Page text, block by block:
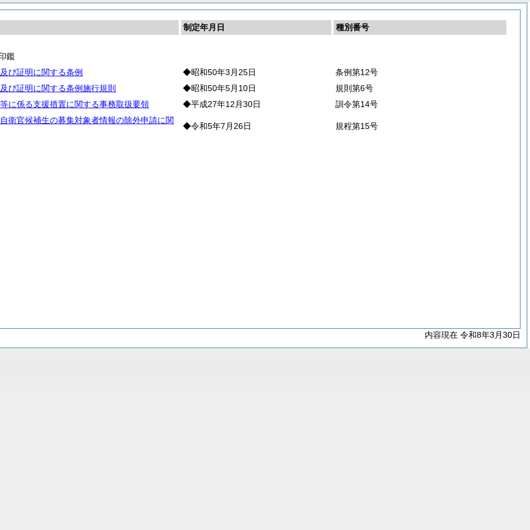
制定年月日
種別番号
鑑
び証明に関する条例
◆昭和50年3月25日
条例第12号
び証明に関する条例施行規則
◆昭和50年5月10日
規則第6号
に係る支援措置に関する事務取扱要領
◆平成27年12月30日
訓令第14号
衛官候補生の募集対象者情報の除外申請に関
◆令和5年7月26日 規程第15号
内容現在 令和8年3月30日